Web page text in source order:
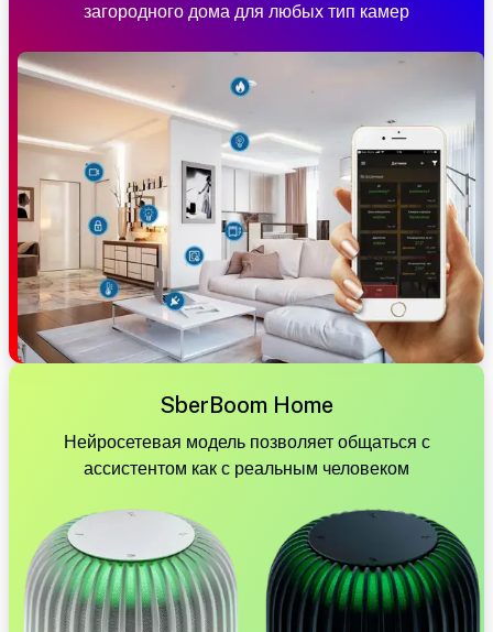
загородного дома для любых тип камер
SberBoom Home
Нейросетевая модель позволяет общаться с
ассистентом как с реальным человеком